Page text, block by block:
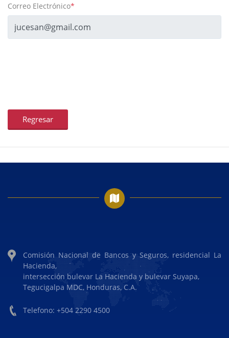
Correo Electrónico*
Regresar
Comisión Nacional de Bancos y Seguros, residencial La
Hacienda,
intersección bulevar La Hacienda y bulevar Suyapa,
Tegucigalpa MDC, Honduras, C.A.
Telefono: +504 2290 4500